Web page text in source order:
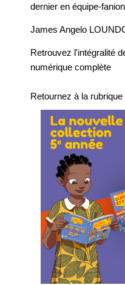
dernier en équipe-
James Angelo
Retrouvez l'intégralité
numérique complète
Retournez à la rubrique